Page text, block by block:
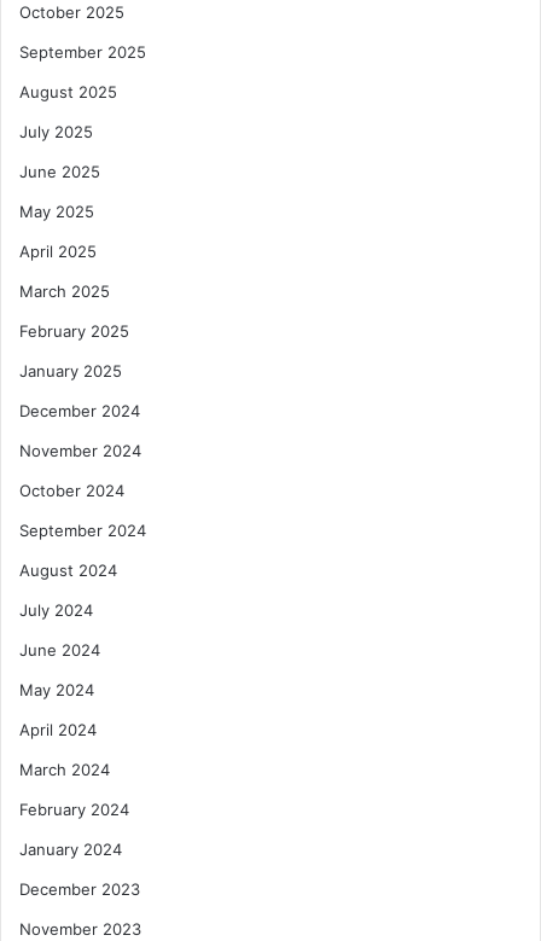
October 2025
September 2025
August 2025
July 2025
June 2025
May 2025
April 2025
March 2025
February 2025
January 2025
December 2024
November 2024
October 2024
September 2024
August 2024
July 2024
June 2024
May 2024
April 2024
March 2024
February 2024
January 2024
December 2023
November 2023